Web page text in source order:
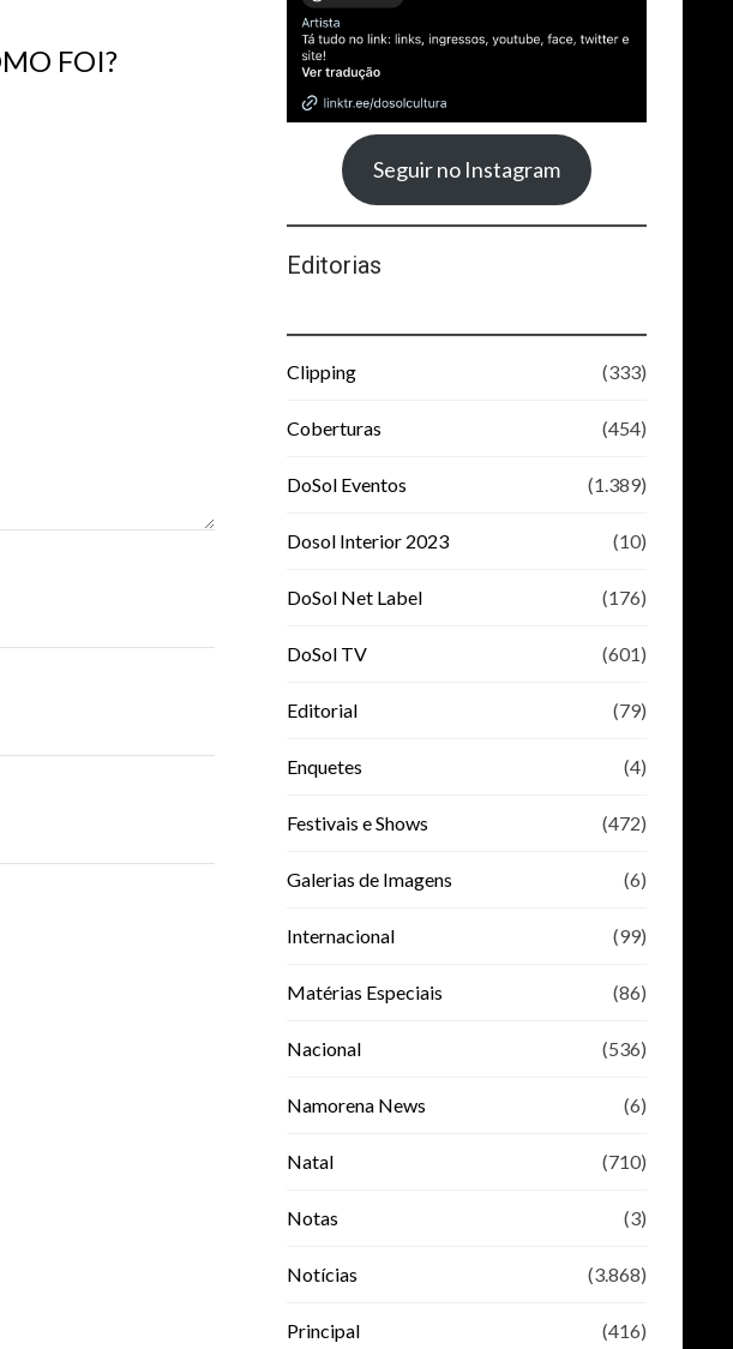
FOI?
Seguir no Instagram
Editorias
Clipping (333)
Coberturas (454)
DoSol Eventos (1.389)
Dosol Interior 2023 (10)
DoSol Net Label (176)
DoSol TV (601)
Editorial (79)
Enquetes (4)
Festivais e Shows (472)
Galerias de Imagens (6)
Internacional (99)
Matérias Especiais (86)
Nacional (536)
Namorena News (6)
Natal (710)
Notas (3)
Notícias (3.868)
Principal (416)